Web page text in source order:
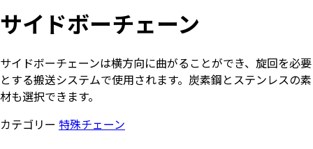
サイドボーチェーン
サイドボーチェーンは横方向に曲がることができ、旋回を必要
とする搬送システムで使用されます。炭素鋼とステンレスの素
材も選択できます。
カテゴリー 特殊チェーン